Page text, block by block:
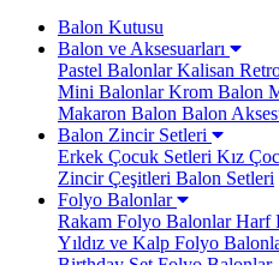
Balon Kutusu
Balon ve Aksesuarları
Pastel BalonlarKalisan
Mini BalonlarKrom Balon
Makaron Balon Balon
Balon Zincir Setleri
Erkek Çocuk Setleri Kız
Zincir Çeşitleri Balon Setleri
Folyo Balonlar
Rakam Folyo BalonlarHarf
Yıldız ve Kalp Folyo